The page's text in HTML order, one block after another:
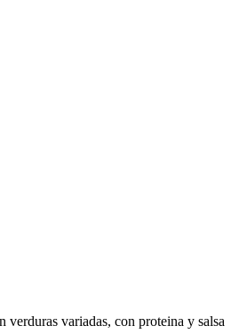
verduras variadas, con proteina y salsa